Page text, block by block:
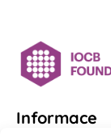
Informace